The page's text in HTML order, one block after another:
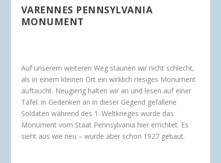
VARENNES PENNSYLVANIA
MONUMENT
Auf unserem weiteren Weg staunen wir nicht schlecht,
als in einem kleinen Ort ein wirklich riesiges Monument
auftaucht. Neugierig halten wir an und lesen auf einer
Tafel: in Gedenken an in dieser Gegend gefallene
Soldaten während des 1. Weltkrieges wurde das
Monument vom Staat Pennsylvania hier errichtet. Es
sieht aus wie neu – wurde aber schon 1927 gebaut.